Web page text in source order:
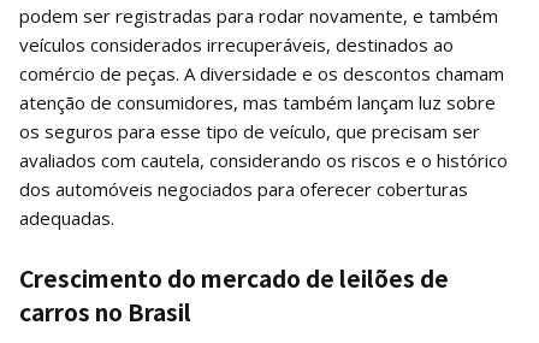
podem ser registradas para rodar novamente, e também
veículos considerados irrecuperáveis, destinados ao
comércio de peças. A diversidade e os descontos chamam
atenção de consumidores, mas também lançam luz sobre
os seguros para esse tipo de veículo, que precisam ser
avaliados com cautela, considerando os riscos e o histórico
dos automóveis negociados para oferecer coberturas
adequadas.
Crescimento do mercado de leilões de
carros no Brasil